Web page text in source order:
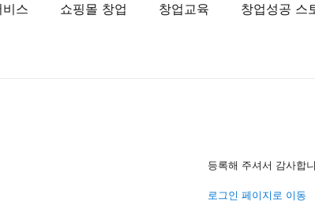
스 쇼핑몰 창업 창업교육 창업성공 스
등록해 주셔서 감사합
로그인 페이지로 이동